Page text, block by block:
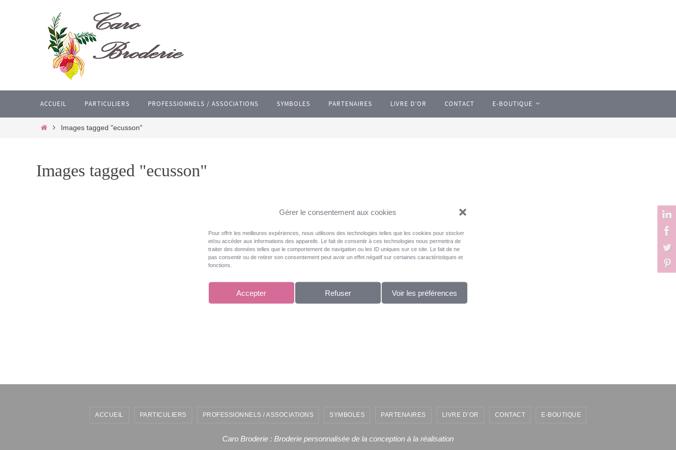
Gérer le consentement aux cookies
Pour offrir les meilleures expériences, nous utilisons des technologies telles que les cookies pour stocker
et/ou accéder aux informations des appareils. Le fait de consentir à ces technologies nous permettra de
traiter des données telles que le comportement de navigation ou les ID uniques sur ce site. Le fait de ne
pas consentir ou de retirer son consentement peut avoir un effet négatif sur certaines caractéristiques et
fonctions.
Accepter Refuser Voir les préférences
ACCUEIL PARTICULIERS PROFESSIONNELS / ASSOCIATIONS SYMBOLES PARTENAIRES LIVRE D’OR CONTACT E-BOUTIQUE
HomeImages tagged "ecusson"
Images tagged "ecusson"
[MONTRER SOUS FORME DE DIAPORAMA]
ACCUEIL PARTICULIERS PROFESSIONNELS / ASSOCIATIONS SYMBOLES PARTENAIRES LIVRE D’OR CONTACT E-BOUTIQUE
Caro Broderie : Broderie personnalisée de la conception à la réalisation